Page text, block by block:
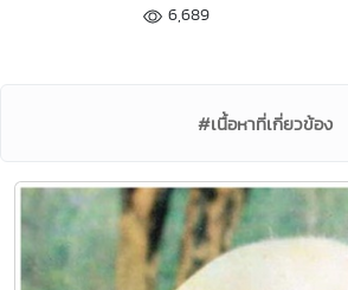
6,689
#เนื้อหาที่เกี่ยวข้อง